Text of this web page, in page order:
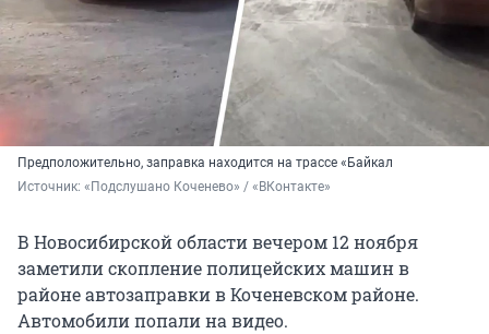
Предположительно, заправка находится на трассе «Байкал
Источник: «Подслушано Коченево» / «ВКонтакте»
В Новосибирской области вечером 12 ноября
заметили скопление полицейских машин в
районе автозаправки в Коченевском районе.
Автомобили попали на видео.